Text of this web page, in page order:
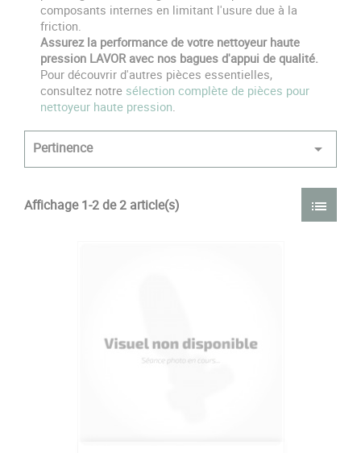
composants internes en limitant l'usure due à la
friction.
Assurez la performance de votre nettoyeur haute
pression LAVOR avec nos bagues d'appui de qualité.
Pour découvrir d'autres pièces essentielles,
consultez notre sélection complète de pièces pour
nettoyeur haute pression.
Pertinence 
Affichage 1-2 de 2 article(s) list